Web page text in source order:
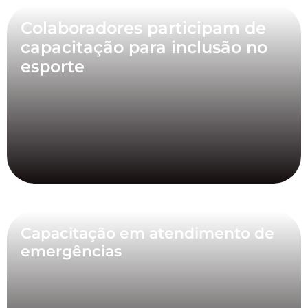
Colaboradores participam de
capacitação para inclusão no
esporte
Capacitação em atendimento de
emergências